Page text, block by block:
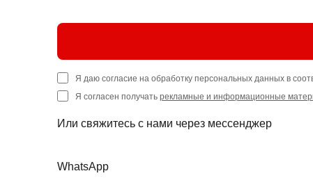
Я даю согласие на обработку персональных данных в
Я согласен получать рекламные и информационные
Или свяжитесь с нами через мессенджер
WhatsApp